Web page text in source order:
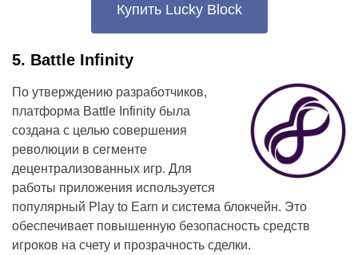
Купить Lucky Block
5. Battle Infinity
По утверждению разработчиков,
платформа Battle Infinity была
создана с целью совершения
революции в сегменте
децентрализованных игр. Для
работы приложения используется
популярный Play to Earn и система блокчейн. Это
обеспечивает повышенную безопасность средств
игроков на счету и прозрачность сделки.